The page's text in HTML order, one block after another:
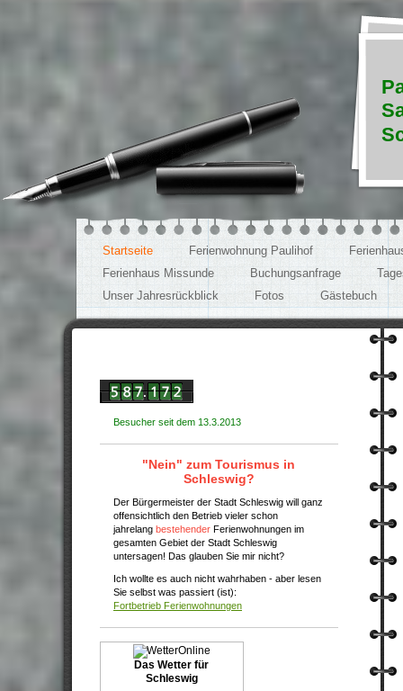
Startseite Ferienwohnung Paulihof
Ferienhaus Missunde
Buchungsanfrage
Unser Jahresrückblick
Fotos Gästebuch
Besucher seit dem 13.3.2013
"Nein" zum Tourismus in
Schleswig?
Der Bürgermeister der Stadt Schleswig will ganz
offensichtlich den Betrieb vieler schon
jahrelang bestehender Ferienwohnungen im
gesamten Gebiet der Stadt Schleswig
untersagen! Das glauben Sie mir nicht?
Ich wollte es auch nicht wahrhaben - aber lesen
Sie selbst was passiert (ist):
Fortbetrieb Ferienwohnungen
Das Wetter für
Schleswig